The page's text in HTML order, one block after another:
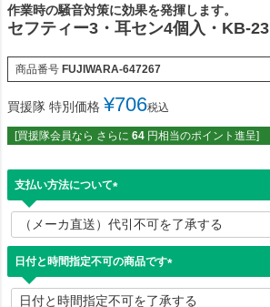
作業時の騒音対策に効果を発揮します。
セフティー3・耳セン4個入・KB-23
商品番号 FUJIWARA-647267
買援隊 特別価格 ¥706税込
[買援隊会員なら さらに 64 円相当のポイント進呈]
支払い方法について
必
須
日付と時間指定不可の商品です
必